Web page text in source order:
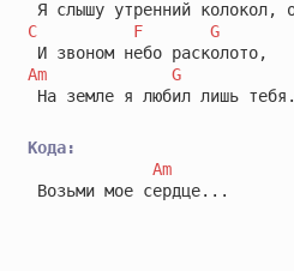
C
F
G
Am
G
На земле я любил лишь тебя.
Кода:
Am
Возьми мое сердце...